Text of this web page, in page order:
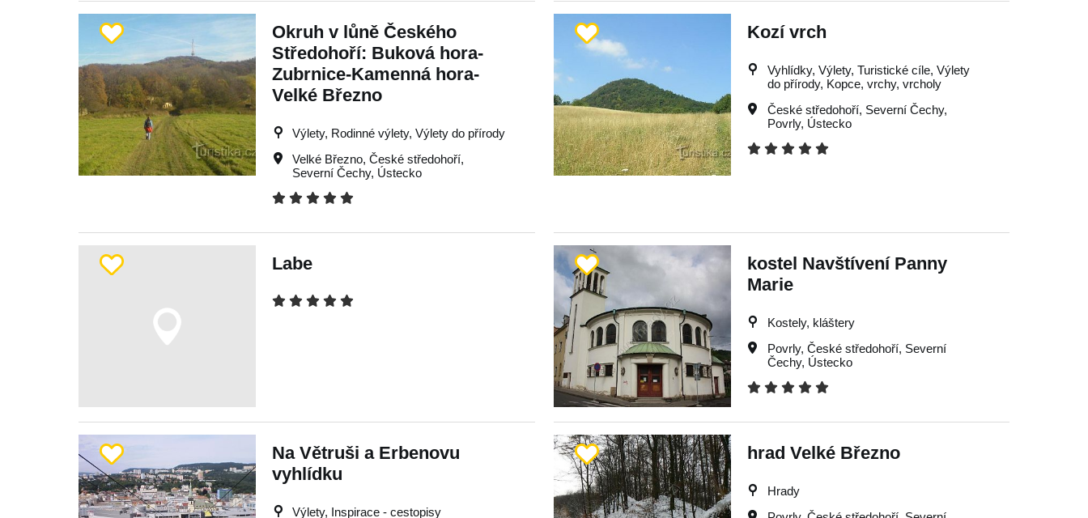
Okruh v lůně Českého
Středohoří: Buková hora-
Zubrnice-Kamenná hora-
Velké Březno
Výlety, Rodinné výlety, Výlety do přírody
Velké Březno,České středohoří,
Severní Čechy, Ústecko
Kozí vrch
Vyhlídky, Výlety, Turistické cíle, Výlety
do přírody, Kopce, vrchy, vrcholy
České středohoří, Severní Čechy,
Povrly, Ústecko
Labe
kostel Navštívení Panny
Marie
Kostely, kláštery
Povrly, České středohoří, Severní
Čechy, Ústecko
Na Větruši a Erbenovu
vyhlídku
Výlety, Inspirace - cestopisy
hrad Velké Březno
Hrady